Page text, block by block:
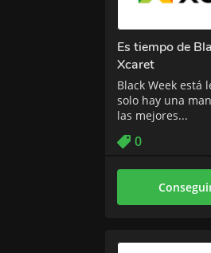
Es tiempo de
Xcaret
Black Week está
solo hay una
las mejores...
0